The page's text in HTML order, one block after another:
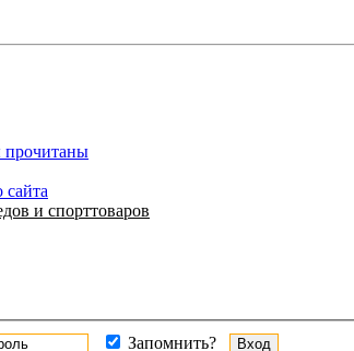
прочитаны
сайта
и спорттоваров
Запомнить?